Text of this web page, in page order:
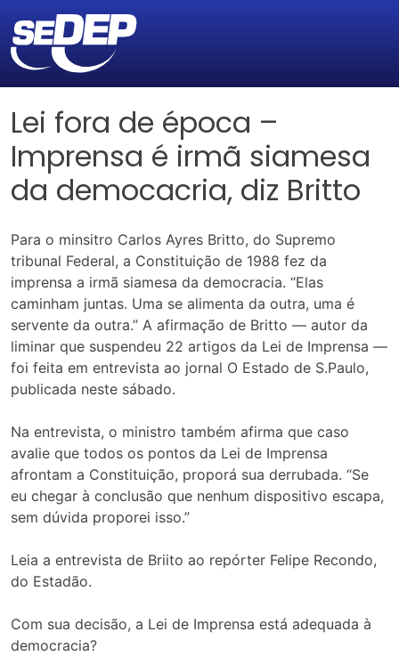
Lei fora de época –
Imprensa é irmã siamesa
da democacria, diz Britto
Para o minsitro Carlos Ayres Britto, do Supremo
tribunal Federal, a Constituição de 1988 fez da
imprensa a irmã siamesa da democracia. “Elas
caminham juntas. Uma se alimenta da outra, uma é
servente da outra.” A afirmação de Britto — autor da
liminar que suspendeu 22 artigos da Lei de Imprensa —
foi feita em entrevista ao jornal O Estado de S.Paulo,
publicada neste sábado.
Na entrevista, o ministro também afirma que caso
avalie que todos os pontos da Lei de Imprensa
afrontam a Constituição, proporá sua derrubada. “Se
eu chegar à conclusão que nenhum dispositivo escapa,
sem dúvida proporei isso.”
Leia a entrevista de Briito ao repórter Felipe Recondo,
do Estadão.
Com sua decisão, a Lei de Imprensa está adequada à
democracia?